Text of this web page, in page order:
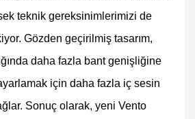
teknik gereksinimlerimizi de
Gözden geçirilmiş tasarım,
daha fazla bant genişliğine
için daha fazla iç sesin
Sonuç olarak, yeni Vento